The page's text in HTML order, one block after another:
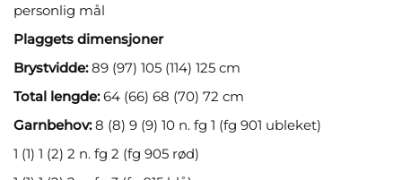
personlig mål
Plaggets dimensjoner
Brystvidde:89 (97) 105 (114) 125 cm
Total lengde:64 (66) 68 (70) 72 cm
Garnbehov:8 (8) 9 (9) 10 n. fg 1 (fg 901 ubleket)
1 (1) 1 (2) 2 n. fg 2 (fg 905 rød)